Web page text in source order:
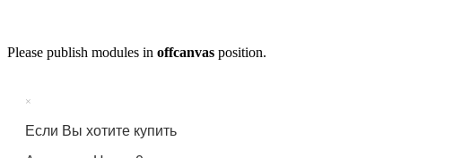
Please publish modules in offcanvas position.
×
Если Вы хотите купить